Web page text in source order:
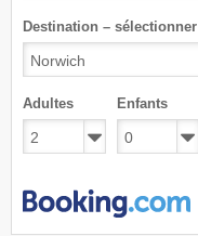
Destination – sélectionner
Adultes Enfants